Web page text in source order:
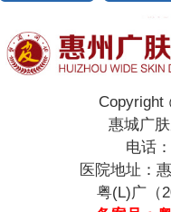
Copyright
惠城广
电话：
医院地址：
粤(L)广（